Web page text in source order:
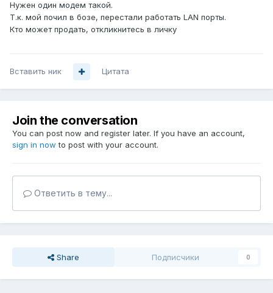
Нужен один модем такой.
Т.к. мой почил в бозе, перестали работать LAN порты.
Кто может продать, откликнитесь в личку
Вставить ник Цитата
Join the conversation
You can post now and register later. If you have an account,
sign in now to post with your account.
Ответить в тему...
Share Подписчики 0